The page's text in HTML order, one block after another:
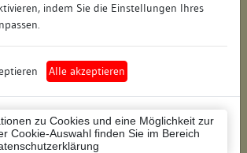
indem Sie die Einstellungen Ihres
Alle akzeptieren
zu Cookies und eine Möglichkeit zur
Cookie-Auswahl finden Sie im Bereich
8335043012
27/1
keiner